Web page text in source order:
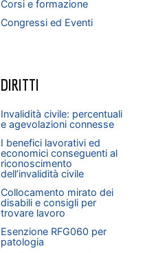
Corsi e formazione
Congressi ed Eventi
DIRITTI
Invalidità civile: percentuali
e agevolazioni connesse
I benefici lavorativi ed
economici conseguenti al
riconoscimento
dell’invalidità civile
Collocamento mirato dei
disabili e consigli per
trovare lavoro
Esenzione RFG060 per
patologia